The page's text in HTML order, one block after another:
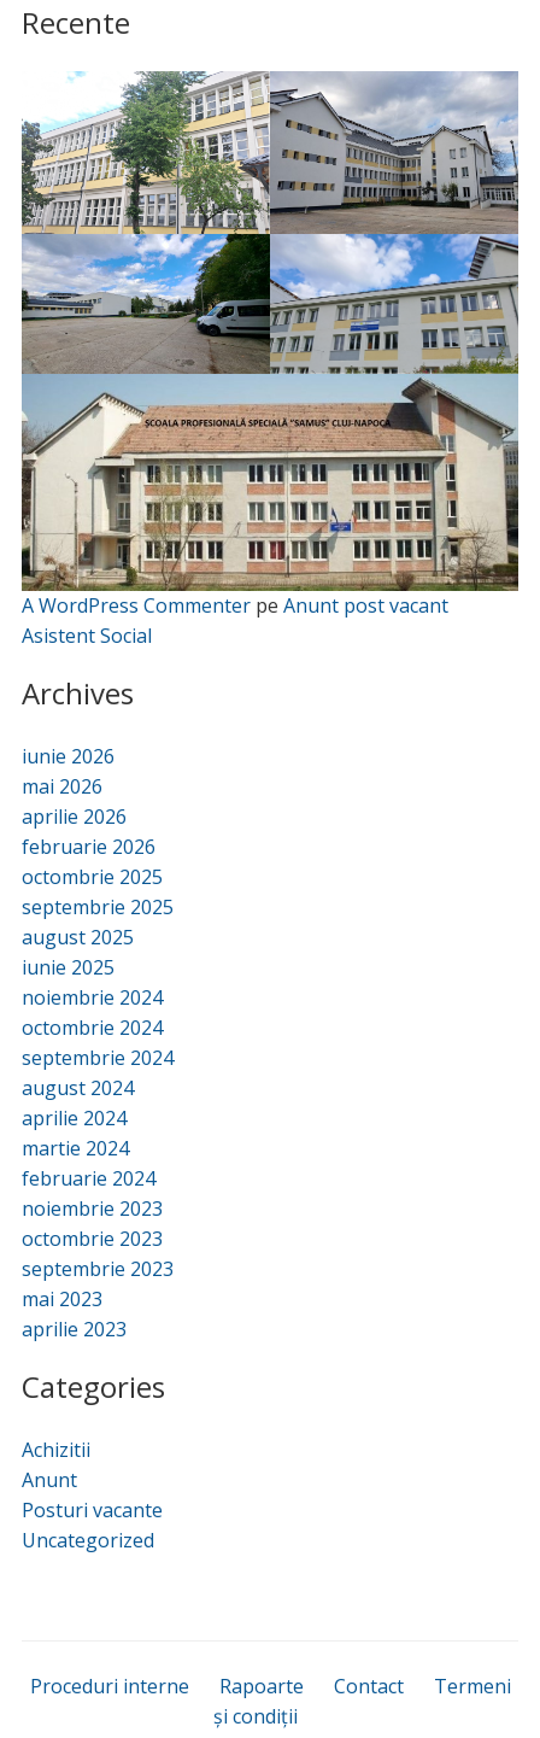
Recente
A WordPress Commenterpe Anunt post vacant
Asistent Social
Archives
iunie 2026
mai 2026
aprilie 2026
februarie 2026
octombrie 2025
septembrie 2025
august 2025
iunie 2025
noiembrie 2024
octombrie 2024
septembrie 2024
august 2024
aprilie 2024
martie 2024
februarie 2024
noiembrie 2023
octombrie 2023
septembrie 2023
mai 2023
aprilie 2023
Categories
Achizitii
Anunt
Posturi vacante
Uncategorized
Proceduri interne Rapoarte Contact
Termeni
și condiții